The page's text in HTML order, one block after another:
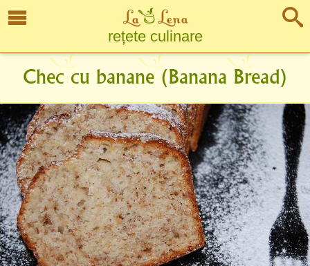
rețete culinare
Chec cu banane (Banana Bread)